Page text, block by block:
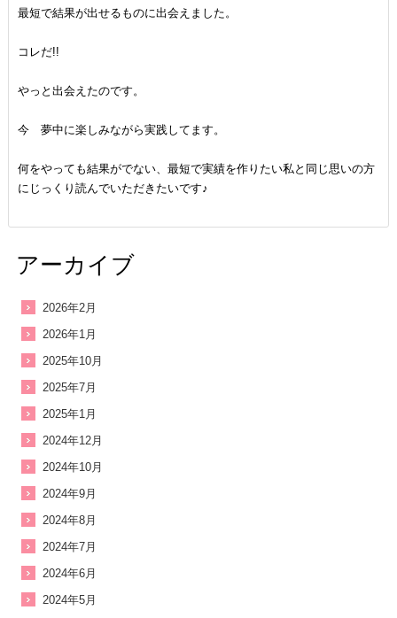
最短で結果が出せるものに出会えました。
コレだ!!
やっと出会えたのです。
今 夢中に楽しみながら実践してます。
何をやっても結果がでない、最短で実績を作りたい私と同じ思いの方
にじっくり読んでいただきたいです♪
アーカイブ
2026年2月
2026年1月
2025年10月
2025年7月
2025年1月
2024年12月
2024年10月
2024年9月
2024年8月
2024年7月
2024年6月
2024年5月